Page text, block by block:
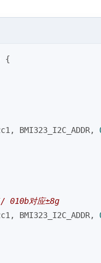
{
BMI323_I2C_ADDR,
010b对应±8g
BMI323_I2C_ADDR,